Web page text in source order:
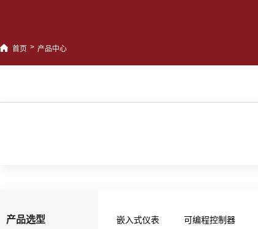
首页 > 产品中心
产品选型 嵌入式仪表 可编程控制器